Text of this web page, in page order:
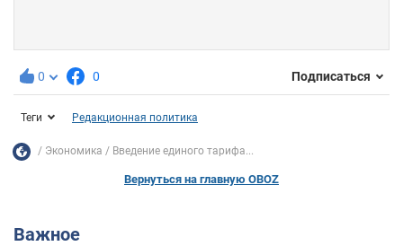
0 0 Подписаться
Теги Редакционная политика
Экономика Введение единого тарифа...
Вернуться на главную OBOZ
Важное